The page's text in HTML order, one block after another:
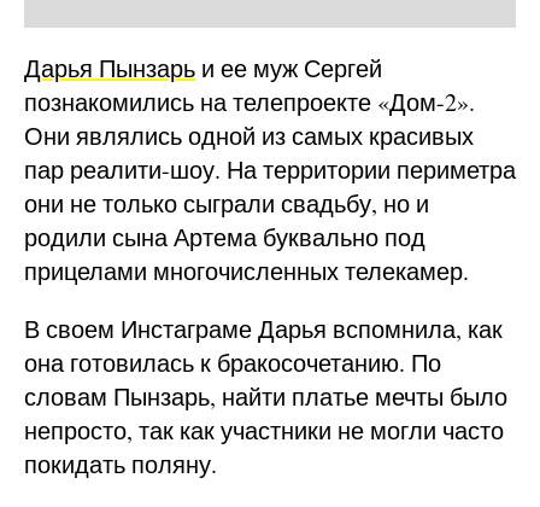
Дарья Пынзарь и ее муж Сергей
познакомились на телепроекте «Дом-2».
Они являлись одной из самых красивых
пар реалити-шоу. На территории периметра
они не только сыграли свадьбу, но и
родили сына Артема буквально под
прицелами многочисленных телекамер.
В своем Инстаграме Дарья вспомнила, как
она готовилась к бракосочетанию. По
словам Пынзарь, найти платье мечты было
непросто, так как участники не могли часто
покидать поляну.